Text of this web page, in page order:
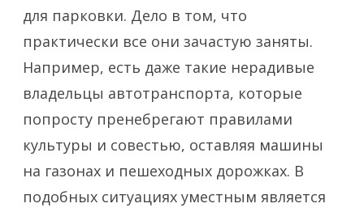
для парковки. Дело в том, что
практически все они зачастую заняты.
Например, есть даже такие нерадивые
владельцы автотранспорта, которые
попросту пренебрегают правилами
культуры и совестью, оставляя машины
на газонах и пешеходных дорожках. В
подобных ситуациях уместным является